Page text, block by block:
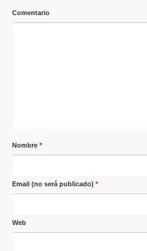
Comentario
Nombre *
Email (no será publicado) *
Web